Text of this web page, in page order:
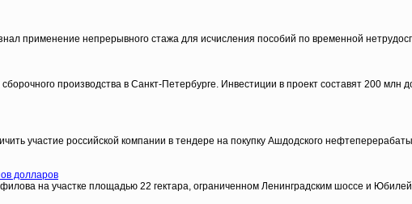
применение непрерывного стажа для исчисления пособий по временной
производства в Санкт-Петербурге. Инвестиции в проект составят 200 млн
участие российcкой компании в тендере на покупку Ашдодского
долларов
на участке площадью 22 гектара, ограниченном Ленинградским шоссе и